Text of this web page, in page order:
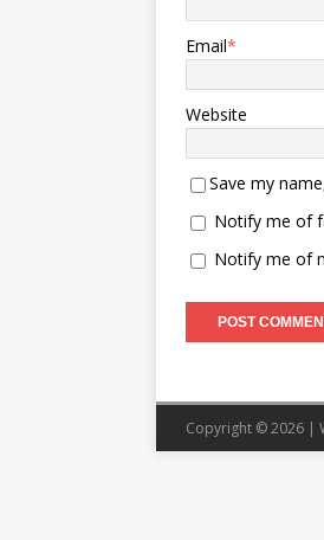
Email*
Website
Save my
Notify me of
Notify me of
Copyright © 2026 |